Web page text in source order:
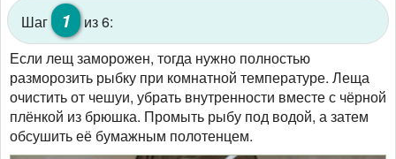
Шаг 1
из 6:
Если лещ заморожен, тогда нужно полностью
разморозить рыбку при комнатной температуре. Леща
очистить от чешуи, убрать внутренности вместе с чёрной
плёнкой из брюшка. Промыть рыбу под водой, а затем
обсушить её бумажным полотенцем.